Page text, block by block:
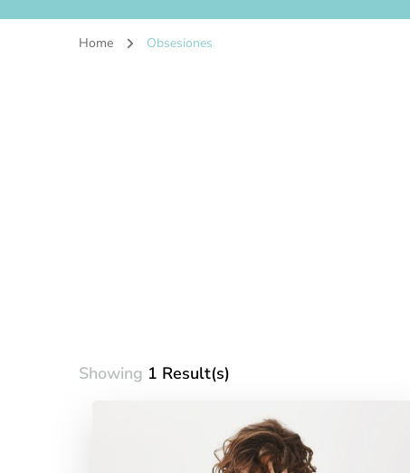
Home Obsesiones
Showing 1 Result(s)